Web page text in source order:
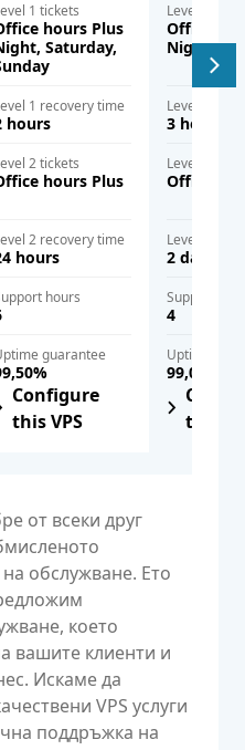
Level 1
Office
Night
Level 1
3 hours
Level 2
Office
Level 2
2 days
Support
4
Uptime
99,00%
this
Level 1 tickets
hours Plus
Saturday,
Level 1 recovery time
hours
Level 2 tickets
hours Plus
Level 2 recovery time
hours
Support hours
Uptime guarantee
Configure
this VPS
от всеки друг
обслужване. Ето
което
вашите клиенти и
Искаме да
VPS услуги
поддръжка на